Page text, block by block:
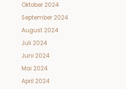
Oktober 2024
September 2024
August 2024
Juli 2024
Juni 2024
Mai 2024
April 2024